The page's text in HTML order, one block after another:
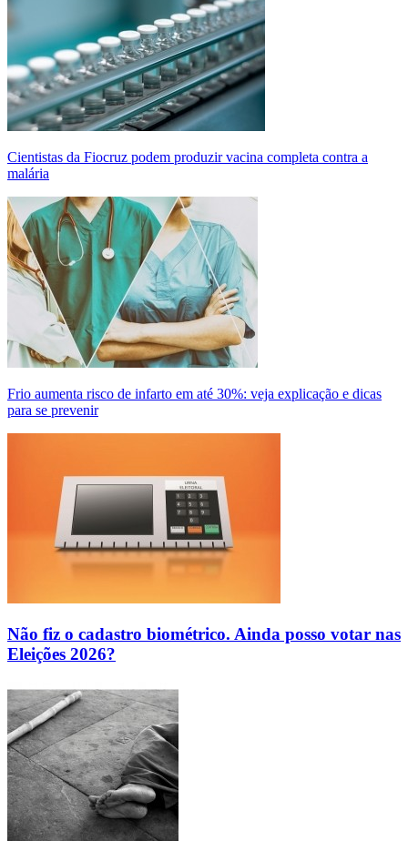
Cientistas da Fiocruz podem produzir vacina completa contra a
malária
Frio aumenta risco de infarto em até 30%: veja explicação e dicas
para se prevenir
Não fiz o cadastro biométrico. Ainda posso votar nas
Eleições 2026?